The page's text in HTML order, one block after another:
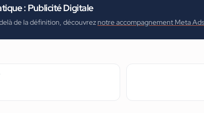
: Publicité Digitale
de la définition, découvrez notre accompagnement Meta Ads